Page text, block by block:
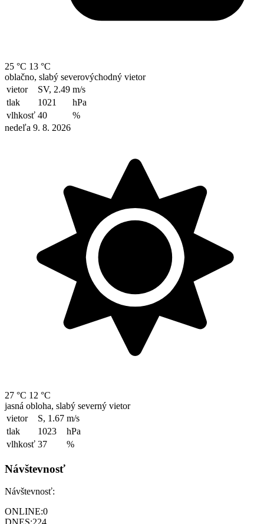
25 °C 13 °C
oblačno, slabý severovýchodný vietor
vietor
SV, 2.49 m/s
tlak
1021
hPa
vlhkosť 40
%
nedeľa 9. 8. 2026
27 °C 12 °C
jasná obloha, slabý severný vietor
vietor
S, 1.67 m/s
tlak
1023
hPa
vlhkosť 37 %
Návštevnosť
Návštevnosť:
ONLINE:0